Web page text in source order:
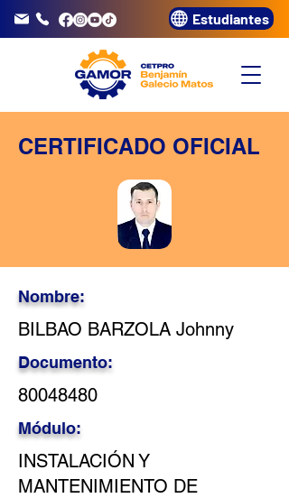
3320072 Estudiantes
CERTIFICADO OFICIAL
Nombre:
BILBAO BARZOLA Johnny
Documento:
80048480
Módulo:
INSTALACIÓN Y
MANTENIMIENTO DE